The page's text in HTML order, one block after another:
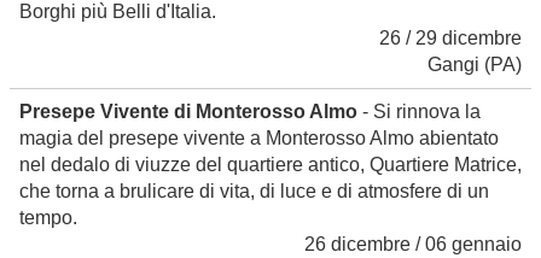
Borghi più Belli d'Italia.
26 / 29 dicembre
Gangi (PA)
Presepe Vivente di Monterosso Almo - Si rinnova la
magia del presepe vivente a Monterosso Almo abientato
nel dedalo di viuzze del quartiere antico, Quartiere Matrice,
che torna a brulicare di vita, di luce e di atmosfere di un
tempo.
26 dicembre / 06 gennaio